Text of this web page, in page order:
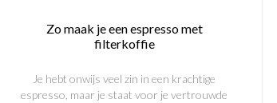
Zo maak je een espresso met
filterkoffie
Je hebt onwijs veel zin in een krachtige
espresso, maar je staat voor je vertrouwde